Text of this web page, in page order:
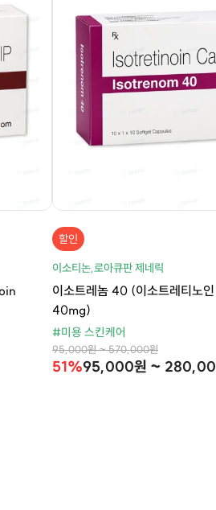
할인
이소티논,로아큐판 제네릭
이소트레놈 40 (이소트레티노
40mg)
#미용 스킨케어
95,000원 ~ 570,000원
51%95,000원 ~